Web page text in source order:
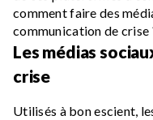
comment faire des
communication de crise
Les médias
crise
Utilisés à bon escient,